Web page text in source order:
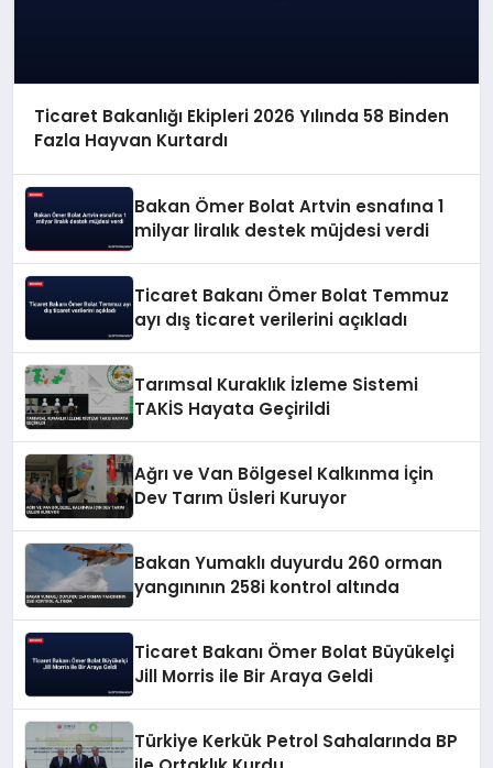
Ticaret Bakanlığı Ekipleri 2026 Yılında 58 Binden
Fazla Hayvan Kurtardı
Bakan Ömer Bolat Artvin esnafına 1
milyar liralık destek müjdesi verdi
Ticaret Bakanı Ömer Bolat Temmuz
ayı dış ticaret verilerini açıkladı
Tarımsal Kuraklık İzleme Sistemi
TAKİS Hayata Geçirildi
Ağrı ve Van Bölgesel Kalkınma İçin
Dev Tarım Üsleri Kuruyor
Bakan Yumaklı duyurdu 260 orman
yangınının 258i kontrol altında
Ticaret Bakanı Ömer Bolat Büyükelçi
Jill Morris ile Bir Araya Geldi
Türkiye Kerkük Petrol Sahalarında BP